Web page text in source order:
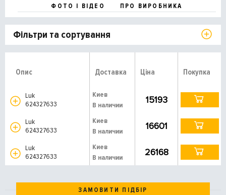
ФОТО І ВІДЕО
ПРО ВИРОБНИКА
Фільтри та сортування
Опис Доставка Ціна Покупка
Luk
624327633
Киев
В наличии
15193
Luk
624327633
Киев
В наличии
16601
Luk
624327633
Киев
В наличии
26168
ЗАМОВИТИ ПІДБІР